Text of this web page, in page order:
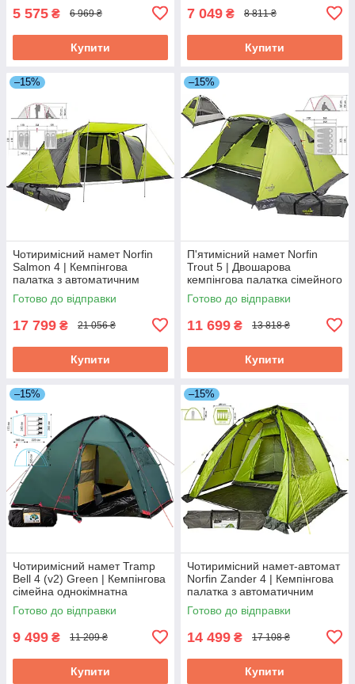
5 575 ₴ 6 969 ₴
Купити
7 049 ₴ 8 811 ₴
Купити
–15%
Чотиримісний намет Norfin
Salmon 4 | Кемпінгова
палатка з автоматичним
каркасом, 2 спальні,
просторий та високий тамбур
Готово до відправки
17 799 ₴ 21 056 ₴
Купити
–15%
П'ятимісний намет Norfin
Trout 5 | Двошарова
кемпінгова палатка сімейного
типу з автоматичним
каркасом, один вхід, один
Готово до відправки
11 699 ₴ 13 818 ₴
Купити
–15%
Чотиримісний намет Tramp
Bell 4 (v2) Green | Кемпінгова
сімейна однокімнатна
палатка з високим тамбуром,
2 входи
Готово до відправки
9 499 ₴ 11 209 ₴
Купити
–15%
Чотиримісний намет-автомат
Norfin Zander 4 | Кемпінгова
палатка з автоматичним
швидкозбірним каркасом і
просторим високим
Готово до відправки
14 499 ₴ 17 108 ₴
Купити